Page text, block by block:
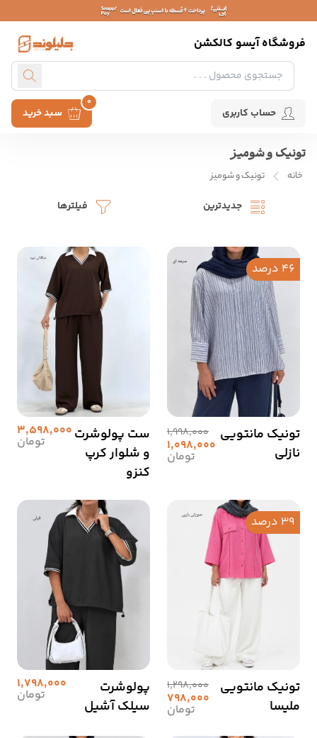
فروشگاه آیسو کالکشن
حساب کاربری سبد خرید
0
تونیک و شومیز
خانه تونیک و شومیز
جدیدترین فیلترها
46 درصد
تونیک مانتویی
نازلی
1,998,000
1,098,000
تومان
ست پولوشرت
و شلوار کرپ
کنزو
3,598,000
تومان
39 درصد
تونیک مانتویی
ملیسا
1,298,000
798,000
تومان
پولوشرت
سیلک آشیل
1,798,000
تومان